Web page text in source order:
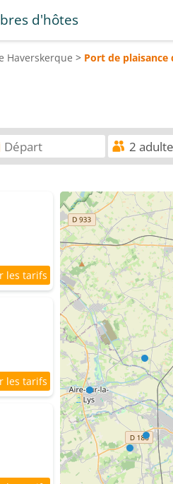
d'hôtes
Haverskerque > Port de plaisance